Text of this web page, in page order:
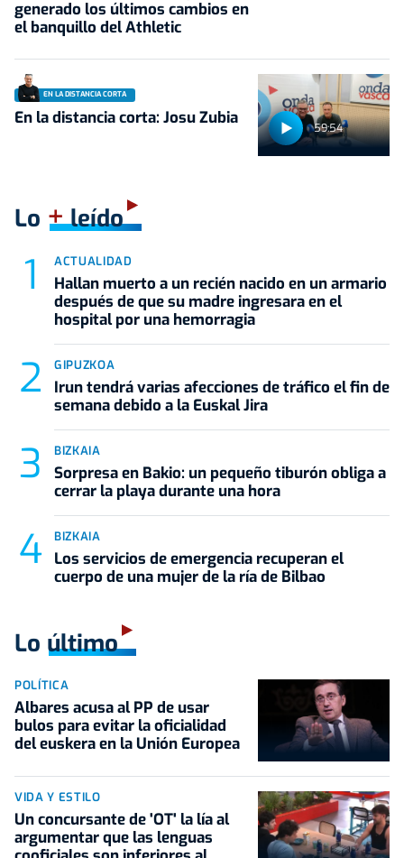
generado los últimos cambios en
el banquillo del Athletic
59:54
EN LA DISTANCIA CORTA
En la distancia corta: Josu Zubia
Lo +leído
ACTUALIDAD
Hallan muerto a un recién nacido en un armario
después de que su madre ingresara en el
hospital por una hemorragia
GIPUZKOA
Irun tendrá varias afecciones de tráfico el fin de
semana debido a la Euskal Jira
BIZKAIA
Sorpresa en Bakio: un pequeño tiburón obliga a
cerrar la playa durante una hora
BIZKAIA
Los servicios de emergencia recuperan el
cuerpo de una mujer de la ría de Bilbao
Lo último
POLÍTICA
Albares acusa al PP de usar
bulos para evitar la oficialidad
del euskera en la Unión Europea
VIDA Y ESTILO
Un concursante de 'OT' la lía al
argumentar que las lenguas